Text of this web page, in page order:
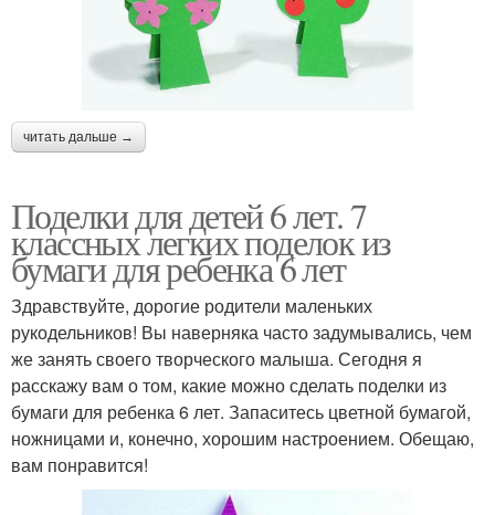
читать дальше →
Поделки для детей 6 лет. 7
классных легких поделок из
бумаги для ребенка 6 лет
Здравствуйте, дорогие родители маленьких
рукодельников! Вы наверняка часто задумывались, чем
же занять своего творческого малыша. Сегодня я
расскажу вам о том, какие можно сделать поделки из
бумаги для ребенка 6 лет. Запаситесь цветной бумагой,
ножницами и, конечно, хорошим настроением. Обещаю,
вам понравится!